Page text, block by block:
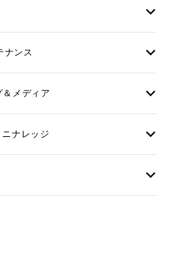
頼
ナンス
＆メディア
様の声
ニナレッジ